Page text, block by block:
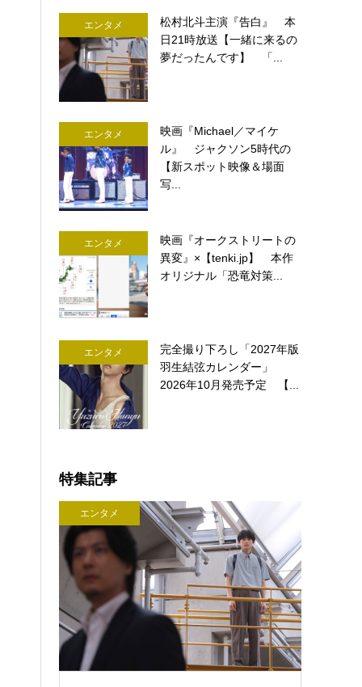
エンタメ
松村北斗主演『告白』 本
日21時放送【一緒に来るの
夢だったんです】 「...
エンタメ
映画『Michael／マイケ
ル』 ジャクソン5時代の
【新スポット映像＆場面
写...
エンタメ
映画『オークストリートの
異変』×【tenki.jp】 本作
オリジナル「恐竜対策...
エンタメ
完全撮り下ろし「2027年版
羽生結弦カレンダー」
2026年10月発売予定 【...
特集記事
エンタメ